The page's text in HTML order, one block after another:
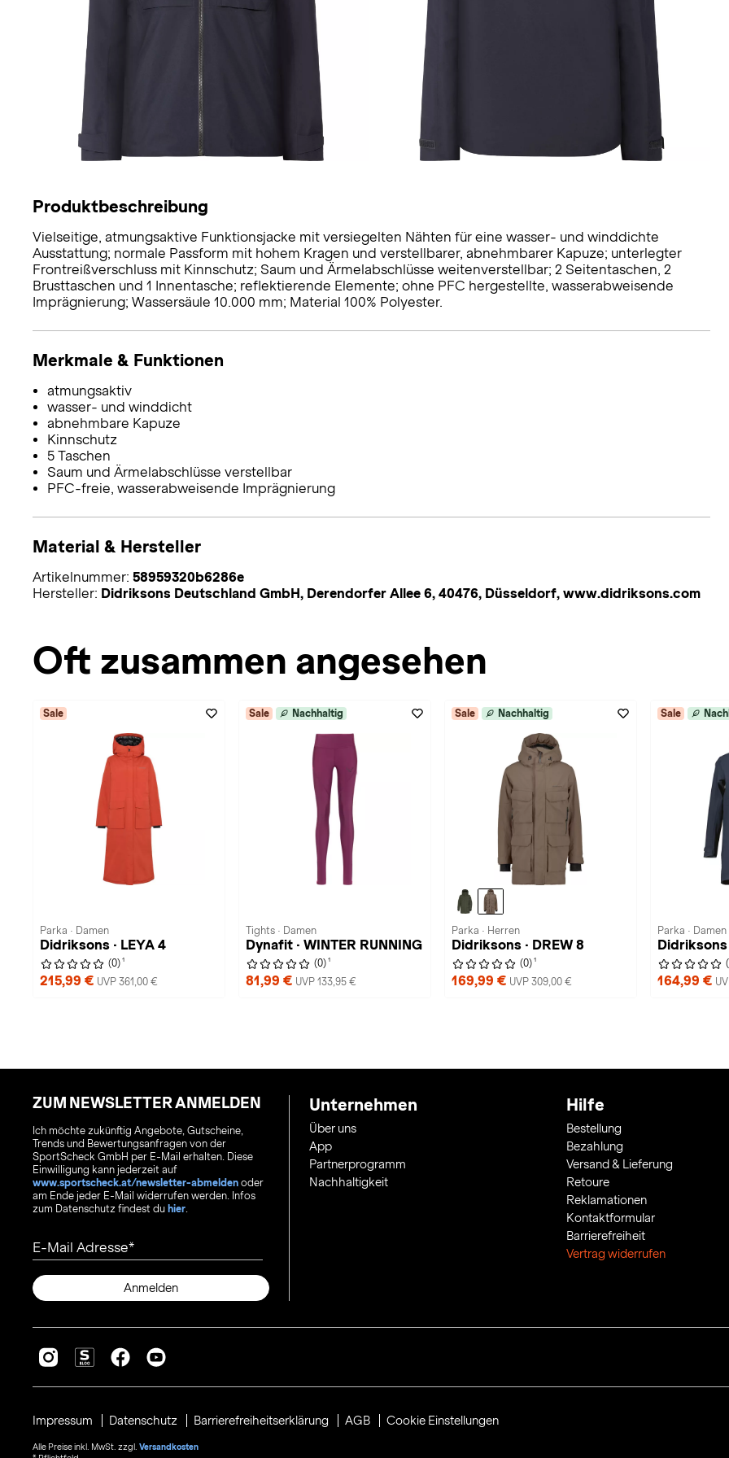
Produktbeschreibung
Vielseitige, atmungsaktive Funktionsjacke mit versiegelten Nähten für eine wasser- und winddichte
Ausstattung; normale Passform mit hohem Kragen und verstellbarer, abnehmbarer Kapuze; unterlegter
Frontreißverschluss mit Kinnschutz; Saum und Ärmelabschlüsse weitenverstellbar; 2 Seitentaschen, 2
Brusttaschen und 1 Innentasche; reflektierende Elemente; ohne PFC hergestellte, wasserabweisende
Imprägnierung; Wassersäule 10.000 mm; Material 100% Polyester.
Merkmale & Funktionen
atmungsaktiv
wasser- und winddicht
abnehmbare Kapuze
Kinnschutz
5 Taschen
Saum und Ärmelabschlüsse verstellbar
PFC-freie, wasserabweisende Imprägnierung
Material & Hersteller
Artikelnummer: 58959320b6286e
Hersteller: Didriksons Deutschland GmbH, Derendorfer Allee 6, 40476, Düsseldorf, www.didriksons.com
Oft zusammen angesehen
Sale
Parka · Damen
Didriksons · LEYA 4
(0) 1
215,99 € UVP 361,00 €
Sale Nachhaltig
Tights · Damen
Dynafit · WINTER RUNNING
(0) 1
81,99 € UVP 133,95 €
Sale Nachhaltig
Parka · Herren
Didriksons · DREW 8
(0) 1
169,99 € UVP 309,00 €
Sale
Parka · Damen
Didriksons
164,99 €
ZUM NEWSLETTER ANMELDEN
Ich möchte zukünftig Angebote, Gutscheine,
Trends und Bewertungsanfragen von der
SportScheck GmbH per E-Mail erhalten. Diese
Einwilligung kann jederzeit auf
www.sportscheck.at/newsletter-abmelden oder
am Ende jeder E-Mail widerrufen werden. Infos
zum Datenschutz findest du hier.
E-Mail Adresse
Anmelden
Unternehmen
Über uns
App
Partnerprogramm
Nachhaltigkeit
Hilfe
Bestellung
Bezahlung
Versand & Lieferung
Retoure
Reklamationen
Kontaktformular
Barrierefreiheit
Vertrag widerrufen
Impressum Datenschutz Barrierefreiheitserklärung AGB Cookie Einstellungen
Alle Preise inkl. MwSt. zzgl. Versandkosten